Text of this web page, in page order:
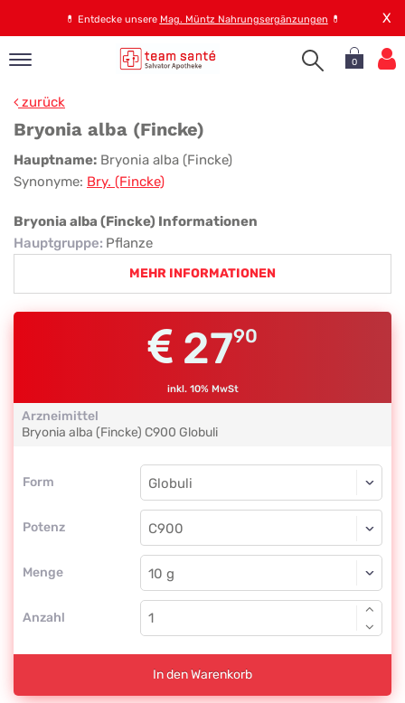
💊 Entdecke unsere Mag. Müntz Nahrungsergänzungen 💊 X
0
zurück
Bryonia alba (Fincke)
Bryonia
alba
(Fincke)
Hauptname: Bryonia alba (Fincke)
Synonyme: Bry. (Fincke)
Bryonia alba (Fincke) Informationen
Hauptgruppe: Pflanze
MEHR INFORMATIONEN
2790
inkl. 10% MwSt
Arzneimittel
Bryonia alba (Fincke) C900 Globuli
Form
Form
Potenz
Globuli
C900
Menge
Globuli
Anzahl
In den Warenkorb